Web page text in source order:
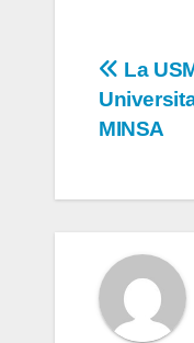
La
MINSA